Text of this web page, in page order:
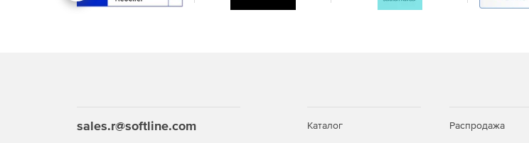
sales.r@softline.com Каталог Распродажа